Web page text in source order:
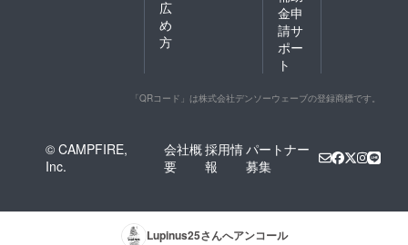
広
め
方
金申
請サ
ポー
ト
「QRコード」は株式会社デンソーウェーブの登録商標です。
© CAMPFIRE,
Inc.
会社概
要
採用情
報
パートナー
募集
Lupinus25さんへアンコール